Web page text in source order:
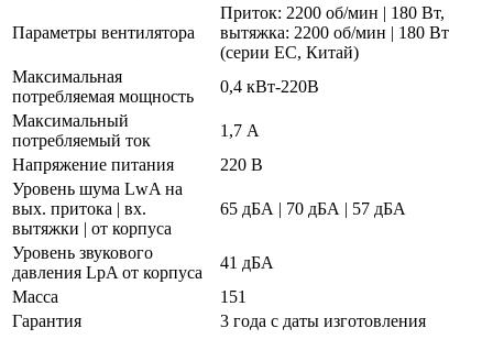
Параметры вентилятора
Приток: 2200 об/мин | 180 Вт,
вытяжка: 2200 об/мин | 180 Вт
(серии EC, Китай)
Максимальная
потребляемая мощность
0,4 кВт-220В
Максимальный
потребляемый ток
1,7 А
Напряжение питания
220 В
Уровень шума LwA на
вых. притока | вх.
вытяжки | от корпуса
65 дБА | 70 дБА | 57 дБА
Уровень звукового
давления LpA от корпуса
41 дБА
Масса
151
Гарантия
3 года с даты изготовления